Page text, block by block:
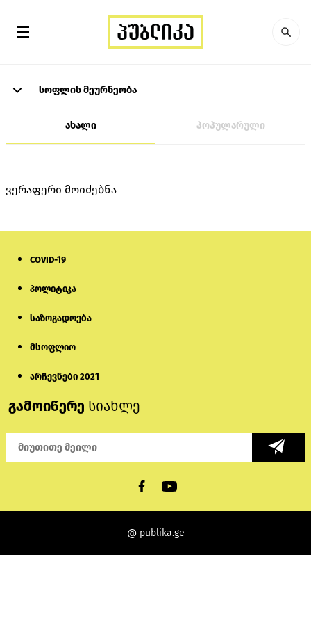
სოფლის მეურნეობა
ახალი პოპულარული
ვერაფერი მოიძებნა
COVID-19
პოლიტიკა
საზოგადოება
მსოფლიო
არჩევნები 2021
გამოიწერე სიახლე
@ publika.ge